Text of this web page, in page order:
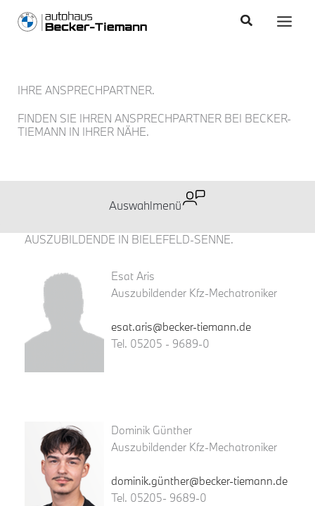
content
Inhalt
SuchenMain
IHRE ANSPRECHPARTNER.
FINDEN SIE IHREN ANSPRECHPARTNER BEI BECKER-
TIEMANN IN IHRER NÄHE.
AUSZUBILDENDE IN BIELEFELD-SENNE.
Esat Aris
Auszubildender Kfz-Mechatroniker
esat.aris@becker-tiemann.de
Tel. 05205 - 9689-0
Dominik Günther
Auszubildender Kfz-Mechatroniker
dominik.günther@becker-tiemann.de
Tel. 05205- 9689-0